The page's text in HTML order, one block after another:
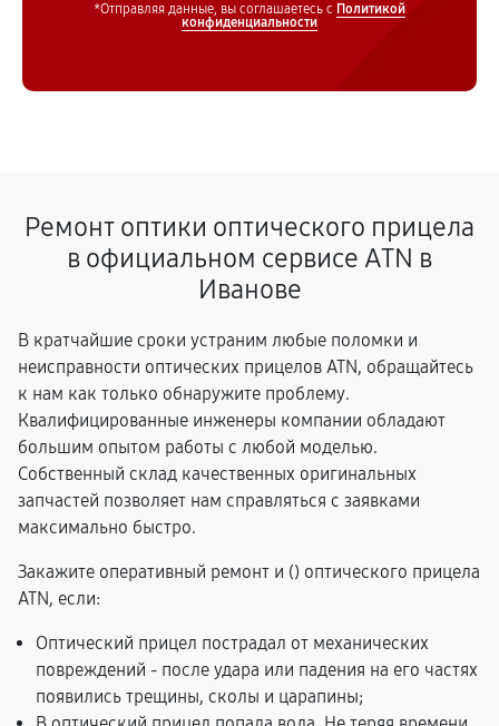
*Отправляя данные, вы соглашаетесь с Политикой
конфиденциальности
Ремонт оптики оптического прицела
в официальном сервисе ATN в
Иванове
В кратчайшие сроки устраним любые поломки и
неисправности оптических прицелов ATN, обращайтесь
к нам как только обнаружите проблему.
Квалифицированные инженеры компании обладают
большим опытом работы с любой моделью.
Собственный склад качественных оригинальных
запчастей позволяет нам справляться с заявками
максимально быстро.
Закажите оперативный ремонт и () оптического прицела
ATN, если:
Оптический прицел пострадал от механических
повреждений - после удара или падения на его частях
появились трещины, сколы и царапины;